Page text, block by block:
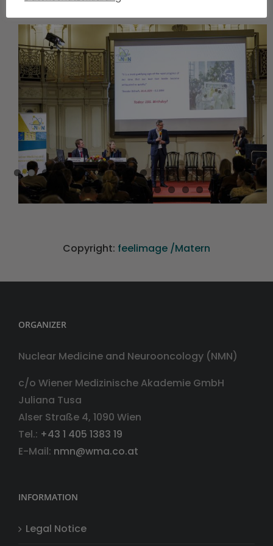
Copyright: feelimage /Matern
ORGANIZER
Nuclear Medicine and Neurooncology (NMN)
c/o Wiener Medizinische Akademie GmbH
Juliana Tusa
Alser Straße 4, 1090 Wien
Tel.: +43 1 405 1383 19
E-Mail: nmn@wma.co.at
INFORMATION
Legal Notice